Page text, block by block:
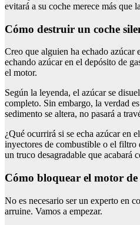
evitará a su coche merece más que
Cómo destruir un coche
Creo que alguien ha echado
echando azúcar en el depósito de
el motor.
Según la leyenda, el azúcar se
completo. Sin embargo, la verdad
sedimento se altera, no pasará a
¿Qué ocurrirá si se echa azúcar en
inyectores de combustible o el filtro
un truco desagradable que acabará
Cómo bloquear el motor
No es necesario ser un experto en
arruine. Vamos a empezar.